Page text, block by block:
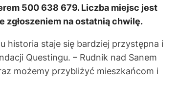
500 638 679. Liczba miejsc jest
zgłoszeniem na ostatnią chwilę.
historia staje się bardziej przystępna i
Questingu. – Rudnik nad Sanem
możemy przybliżyć mieszkańcom i